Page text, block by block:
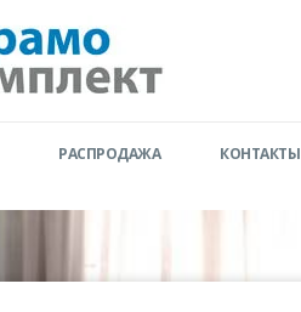
РАСПРОДАЖА КОНТАКТЫ